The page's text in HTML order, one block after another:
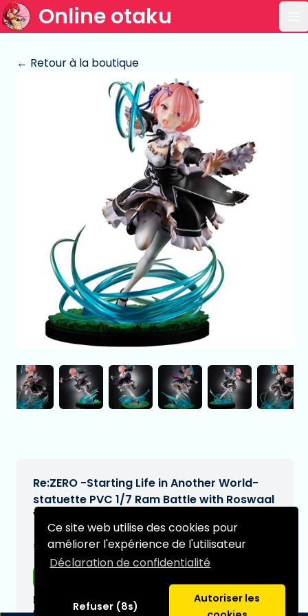
Ce site web utilise des cookies pour
améliorer l'expérience de l'utilisateur
Déclaration de confidentialité
Refuser (8s)
Autoriser les
Online otaku
← Retour à la boutique
Re:ZERO -Starting Life in Another World-
statuette PVC 1/7 Ram Battle with Roswaal
Ver. 24 cm
€219,95[Sous réserve de modifications]
Date de livraison prévue: